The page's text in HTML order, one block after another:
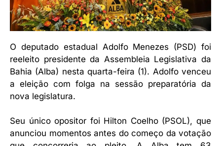
O deputado estadual Adolfo Menezes (PSD) foi
reeleito presidente da Assembleia Legislativa da
Bahia (Alba) nesta quarta-feira (1). Adolfo venceu
a eleição com folga na sessão preparatória da
nova legislatura.
Seu único opositor foi Hilton Coelho (PSOL), que
anunciou momentos antes do começo da votação